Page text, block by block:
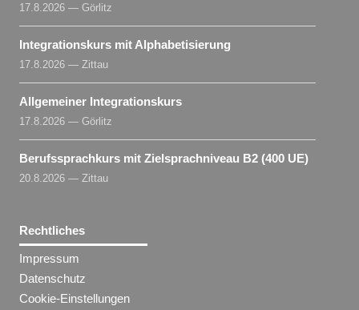
17.8.2026 — Görlitz
Integrationskurs mit Alphabetisierung
17.8.2026 — Zittau
Allgemeiner Integrationskurs
17.8.2026 — Görlitz
Berufssprachkurs mit Zielsprachniveau B2 (400 UE)
20.8.2026 — Zittau
Rechtliches
Impressum
Datenschutz
Cookie-Einstellungen